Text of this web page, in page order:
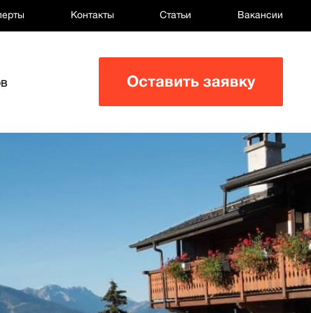
Контакты Статьи Вакансии
Оставить заявку